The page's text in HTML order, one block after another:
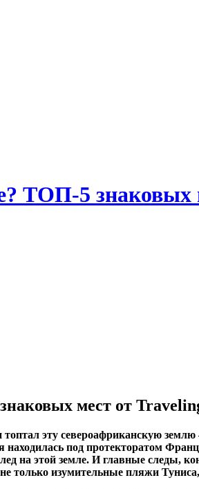
ТОП-5 знаковых
мест от
под протекторатом
на этой земле. И главные
только изумительные пляжи